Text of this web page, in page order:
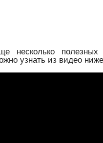
несколько полезных
узнать из видео